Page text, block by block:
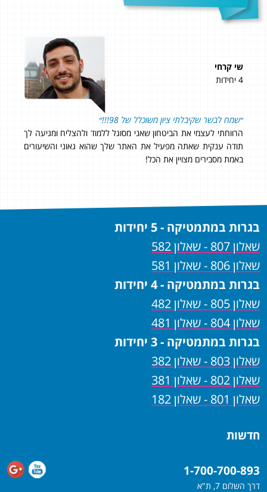
שי קרחי
4 יחידות
״שמח לבשר שקיבלתי ציון משוכלל של 98!!!״
הרווחתי לעצמי את הביטחון שאני מסוגל ללמוד ולהצליח ומגיעה לך
תודה ענקית שאתה מפעיל את האתר שלך שהוא גאוני והשיעורים
באמת מסבירים מצויין את הכל!
בגרות במתמטיקה - 5 יחידות
שאלון 807 - שאלון 582
שאלון 806 - שאלון 581
בגרות במתמטיקה - 4 יחידות
שאלון 805 - שאלון 482
שאלון 804 - שאלון 481
בגרות במתמטיקה - 3 יחידות
שאלון 803 - שאלון 382
שאלון 802 - שאלון 381
שאלון 801 - שאלון 182
חדשות
1-700-700-893
דרך השלום 7, ת"א